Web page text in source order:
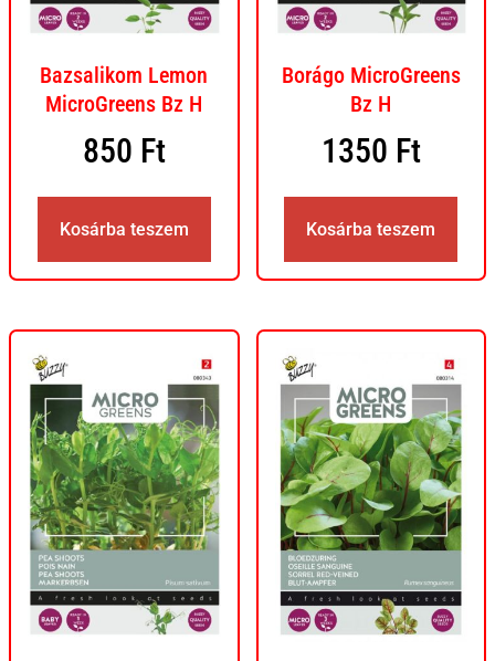
Bazsalikom Lemon
MicroGreens Bz H
850 Ft
Kosárba teszem
Borágo MicroGreens
Bz H
1350 Ft
Kosárba teszem